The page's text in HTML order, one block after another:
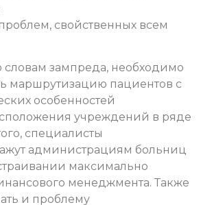
свойственных всем
словам зампреда, необходимо
маршрутизацию пациентов с
особенностей
учреждений в ряде
специалисты
администрациям больниц
максимально
менеджмента. Также
и проблему